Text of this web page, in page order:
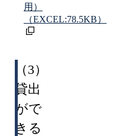
用）
（EXCEL:78.5KB）
（3）
貸出
がで
きる